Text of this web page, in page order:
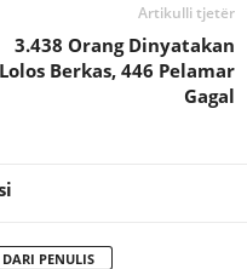
Artikulli tjetër
3.438 Orang Dinyatakan
Lolos Berkas, 446 Pelamar
Gagal
DARI PENULIS